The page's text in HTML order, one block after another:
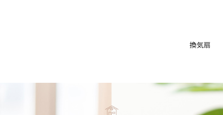
換気扇